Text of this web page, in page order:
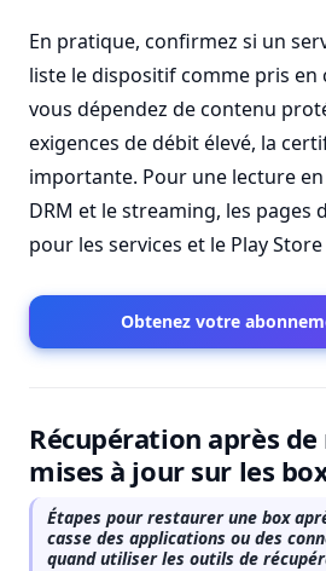
En pratique, confirmez si un
liste le dispositif comme pris en
vous dépendez de contenu
exigences de débit élevé, la
importante. Pour une lecture
DRM et le streaming, les pages
pour les services et le Play
Obtenez votre
Récupération après
mises à jour sur les
Étapes pour restaurer une box
casse des applications ou des
quand utiliser les outils de